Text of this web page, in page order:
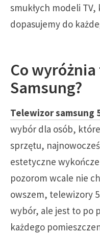
smukłych modeli TV,
dopasujemy do
Co
Samsung?
Telewizor samsung
wybór dla osób,
sprzętu,
estetyczne
pozorom wcale nie
owszem, telewizory
wybór, ale jest to po
każdego